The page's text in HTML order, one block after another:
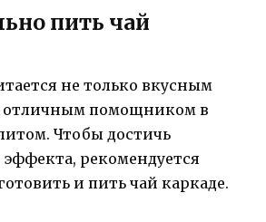
пить чай
не только вкусным
отличным помощником в
Чтобы достичь
рекомендуется
и пить чай каркаде.